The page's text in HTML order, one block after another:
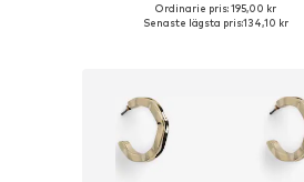
Tillgängliga storlekar: One Size
Ordinarie pris: 195,00 kr
Senaste lägsta pris:134,10 kr